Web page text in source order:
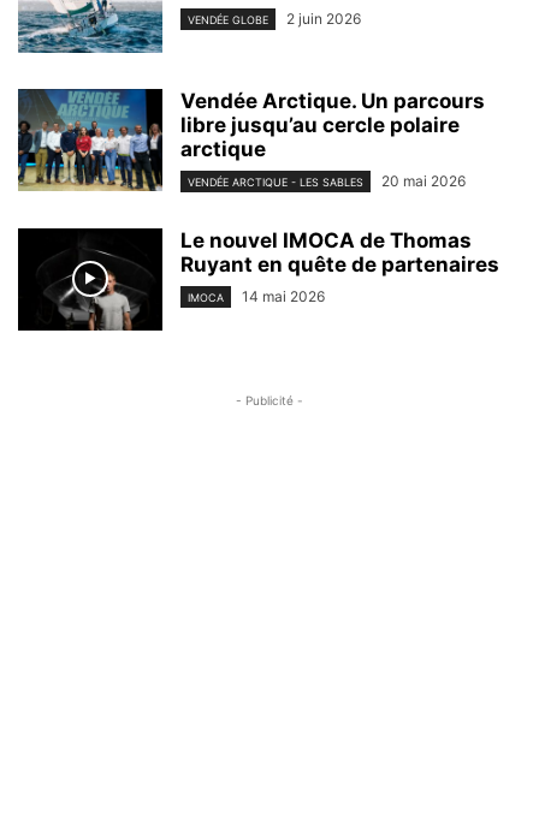
VENDÉE GLOBE 2 juin 2026
Vendée Arctique. Un parcours
libre jusqu’au cercle polaire
arctique
VENDÉE ARCTIQUE - LES SABLES 20 mai 2026
Le nouvel IMOCA de Thomas
Ruyant en quête de partenaires
IMOCA 14 mai 2026
- Publicité -